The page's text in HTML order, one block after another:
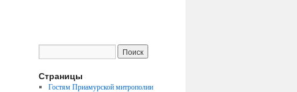
Страницы
Гостям Приамурской митрополии